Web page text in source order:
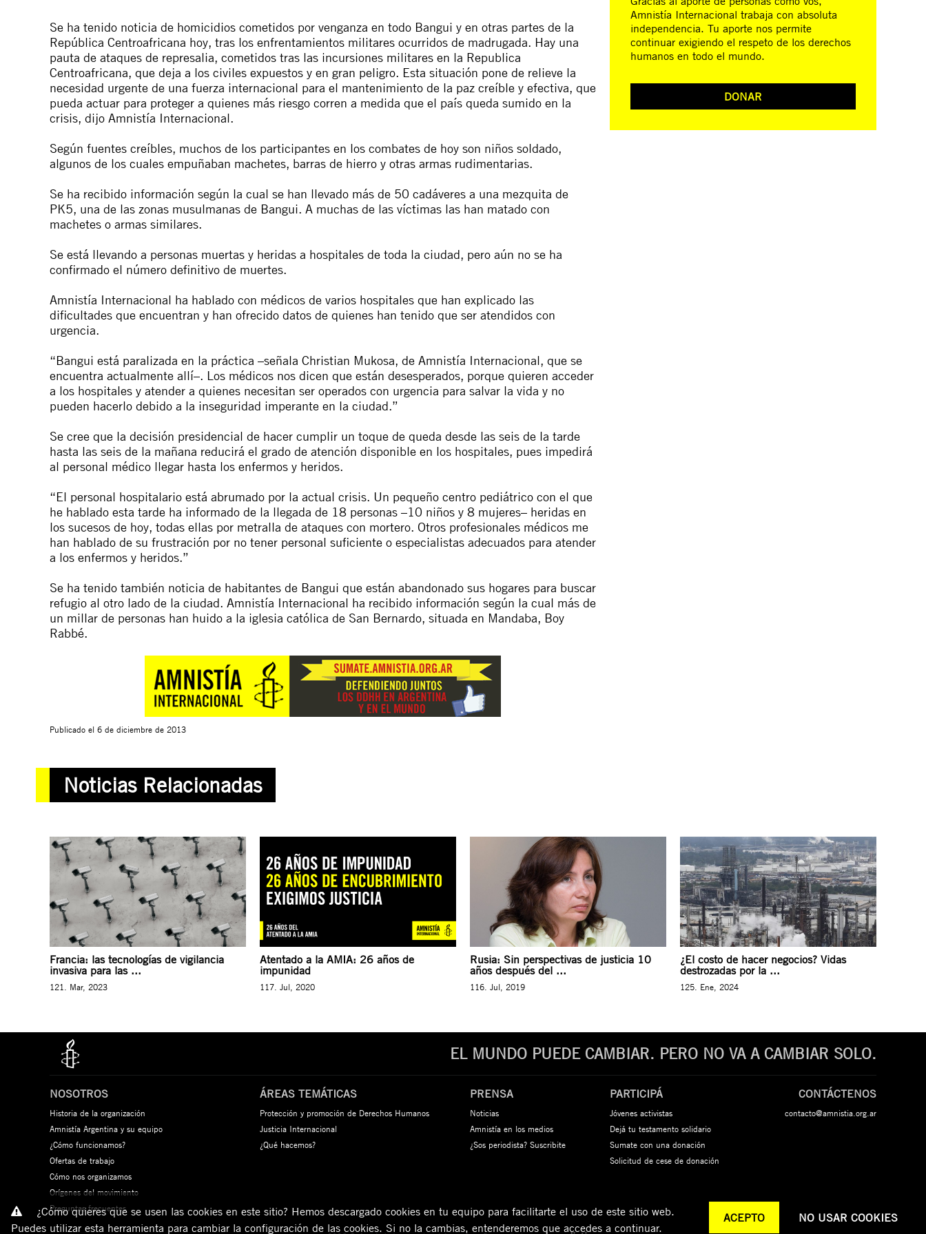
Se ha tenido noticia de homicidios cometidos por venganza en todo Bangui y en otras partes de la
República Centroafricana hoy, tras los enfrentamientos militares ocurridos de madrugada. Hay una
pauta de ataques de represalia, cometidos tras las incursiones militares en la Republica
Centroafricana, que deja a los civiles expuestos y en gran peligro. Esta situación pone de relieve la
necesidad urgente de una fuerza internacional para el mantenimiento de la paz creíble y efectiva, que
pueda actuar para proteger a quienes más riesgo corren a medida que el país queda sumido en la
crisis, dijo Amnistía Internacional.
Según fuentes creíbles, muchos de los participantes en los combates de hoy son niños soldado,
algunos de los cuales empuñaban machetes, barras de hierro y otras armas rudimentarias.
Se ha recibido información según la cual se han llevado más de 50 cadáveres a una mezquita de
PK5, una de las zonas musulmanas de Bangui. A muchas de las víctimas las han matado con
machetes o armas similares.
Se está llevando a personas muertas y heridas a hospitales de toda la ciudad, pero aún no se ha
confirmado el número definitivo de muertes.
Amnistía Internacional ha hablado con médicos de varios hospitales que han explicado las
dificultades que encuentran y han ofrecido datos de quienes han tenido que ser atendidos con
urgencia.
“Bangui está paralizada en la práctica –señala Christian Mukosa, de Amnistía Internacional, que se
encuentra actualmente allí–. Los médicos nos dicen que están desesperados, porque quieren acceder
a los hospitales y atender a quienes necesitan ser operados con urgencia para salvar la vida y no
pueden hacerlo debido a la inseguridad imperante en la ciudad.”
Se cree que la decisión presidencial de hacer cumplir un toque de queda desde las seis de la tarde
hasta las seis de la mañana reducirá el grado de atención disponible en los hospitales, pues impedirá
al personal médico llegar hasta los enfermos y heridos.
“El personal hospitalario está abrumado por la actual crisis. Un pequeño centro pediátrico con el que
he hablado esta tarde ha informado de la llegada de 18 personas –10 niños y 8 mujeres– heridas en
los sucesos de hoy, todas ellas por metralla de ataques con mortero. Otros profesionales médicos me
han hablado de su frustración por no tener personal suficiente o especialistas adecuados para atender
a los enfermos y heridos.”
Se ha tenido también noticia de habitantes de Bangui que están abandonado sus hogares para buscar
refugio al otro lado de la ciudad. Amnistía Internacional ha recibido información según la cual más de
un millar de personas han huido a la iglesia católica de San Bernardo, situada en Mandaba, Boy
Rabbé.
Publicado el 6 de diciembre de 2013
Amnistía Internacional trabaja con absoluta
independencia. Tu aporte nos permite
continuar exigiendo el respeto de los derechos
humanos en todo el mundo.
DONAR
Noticias Relacionadas
Francia: las tecnologías de vigilancia
invasiva para las ...
121. Mar, 2023
Atentado a la AMIA: 26 años de
impunidad
117. Jul, 2020
Rusia: Sin perspectivas de justicia 10
años después del ...
116. Jul, 2019
¿El costo de hacer negocios? Vidas
destrozadas por la ...
125. Ene, 2024
EL MUNDO PUEDE CAMBIAR. PERO NO VA A CAMBIAR SOLO.
NOSOTROS
Historia de la organización
Amnistía Argentina y su equipo
¿Cómo funcionamos?
Ofertas de trabajo
Cómo nos organizamos
Orígenes del movimiento
Preguntas frecuentes
ÁREAS TEMÁTICAS
Protección y promoción de Derechos Humanos
Justicia Internacional
¿Qué hacemos?
PRENSA
Noticias
Amnistía en los medios
¿Sos periodista? Suscribite
PARTICIPÁ
Jóvenes activistas
Dejá tu testamento solidario
Sumate con una donación
Solicitud de cese de donación
CONTÁCTENOS
contacto@amnistia.org.ar
¿Cómo quieres que se usen las cookies en este sitio? Hemos descargado cookies en tu equipo para facilitarte el uso de este sitio web.
Puedes utilizar esta herramienta para cambiar la configuración de las cookies. Si no la cambias, entenderemos que accedes a continuar.
ACEPTO NO USAR COOKIES